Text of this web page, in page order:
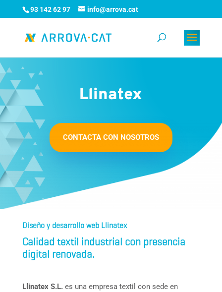
93 142 62 97 info@arrova.cat
Llinatex
CONTACTA CON NOSOTROS
Diseño y desarrollo web Llinatex
Calidad textil industrial con presencia
digital renovada.
Llinatex S.L.es una empresa textil con sede en